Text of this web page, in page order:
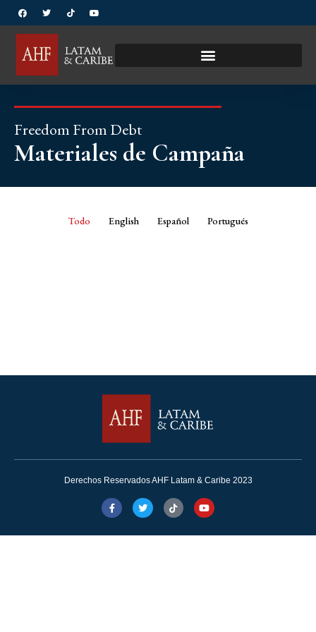
Freedom From Debt
Materiales de Campaña
Todo English Español Portugués
Derechos Reservados AHF Latam & Caribe 2023